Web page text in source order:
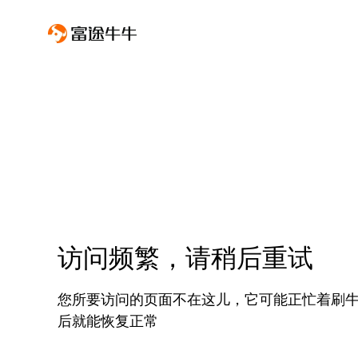
访问频繁，请稍后重试
您所要访问的页面不在这儿，它可能正忙着刷
后就能恢复正常